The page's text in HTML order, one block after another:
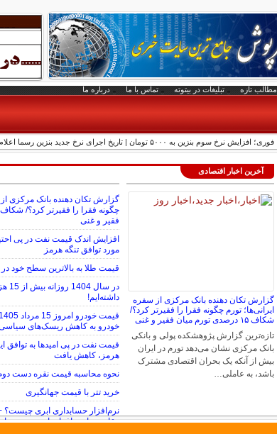
مطالب تازه تبلیغات در بیتوته تماس با ما درباره ما
فوری؛ افزایش نرخ سوم بنزین به ۵۰۰۰ تومان | تاریخ اجرای نرخ جدید بنزین رسما اعلام شد
آخرین اخبار اقتصادی
گزارش تکان‌ دهنده بانک مرکزی از سفره
ایرانی‌ها؛ تورم چگونه فقرا را فقیرتر کرد؟/
شکاف ۱۵ درصدی تورم میان فقیر و غنی
تازه‌ترین گزارش پژوهشکده پولی و بانکی
بانک مرکزی نشان می‌دهد تورم در ایران
بیش از آنکه یک بحران اقتصادی مشترک
باشد، به عاملی…
گزارش تکان‌ دهنده بانک مرکزی از
فقیر و غنی
افزایش اندک قیمت نفت در پی
مورد توافق تنگه هرمز
قیمت طلا به بالاترین سطح خود در ۷ هفته اخیر
در
داشته‌ایم!
خودرو به کاهش ریسک‌های
قیمت نفت در پی امیدها به توافق
هرمز، کاهش یافت
نحوه محاسبه قیمت نقره دست
خرید تتر با قیمت جهانگیری
مقایسه با نرم‌افزارهای سنتی و